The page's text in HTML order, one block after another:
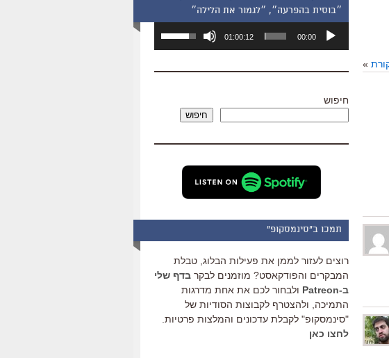
»
״בוסית בהפרעה״, ״לגמור את הלילה״
אודיו
00:00
01:00:12
השתמש
כדי
שמע.
חיפוש
חיפוש
תמכו ב"סינמסקופ"
רוצים לעזור לממן את פעילות הבלוג, טבלת
המבקרים והפודקאסט? מוזמנים לבקר בדף שלי
ב-Patreon
ולבחור לכם את אחת מדרגות
התמיכה, ולהצטרף לקבוצות הסודיות של
"סינמסקופ" לקבלת עדכונים והמלצות פרטיות.
לחצו כאן